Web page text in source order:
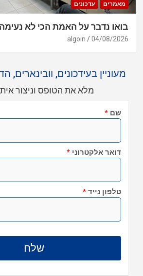
מאמרים עדכונים
בואו נדבר על האמת הכי לא
04/08/2026
algoin
מעוניין בעידכונים, וובינארים,
מלא את הטופס וניצור
שם *
דואר אלקטרוני *
טלפון נייד *